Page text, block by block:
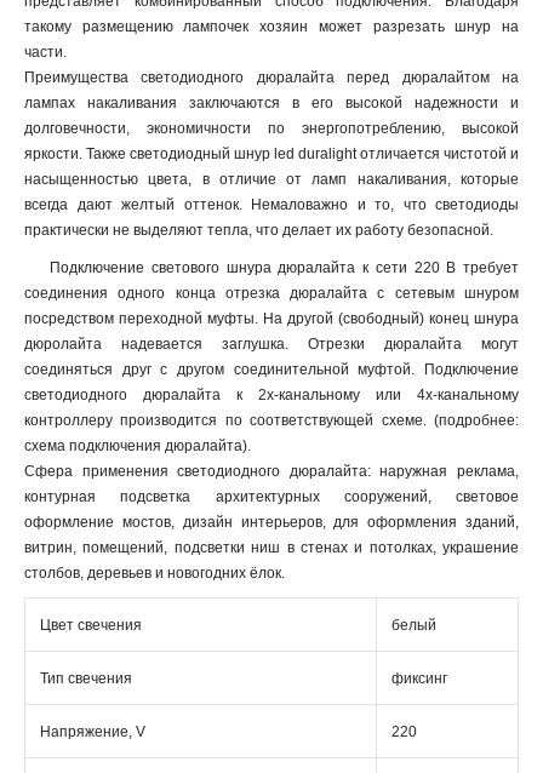
такому размещению лампочек хозяин может разрезать шнур на
части.
Преимущества светодиодного дюралайта перед дюралайтом на
лампах накаливания заключаются в его высокой надежности и
долговечности, экономичности по энергопотреблению, высокой
яркости. Также светодиодный шнур led duralight отличается чистотой и
насыщенностью цвета, в отличие от ламп накаливания, которые
всегда дают желтый оттенок. Немаловажно и то, что светодиоды
практически не выделяют тепла, что делает их работу безопасной.
Подключение светового шнура дюралайта к сети 220 В требует
соединения одного конца отрезка дюралайта с сетевым шнуром
посредством переходной муфты. На другой (свободный) конец шнура
дюролайта надевается заглушка. Отрезки дюралайта могут
соединяться друг с другом соединительной муфтой. Подключение
светодиодного дюралайта к 2х-канальному или 4х-канальному
контроллеру производится по соответствующей схеме. (подробнее:
схема подключения дюралайта).
Сфера применения светодиодного дюралайта: наружная реклама,
контурная подсветка архитектурных сооружений, световое
оформление мостов, дизайн интерьеров, для оформления зданий,
витрин, помещений, подсветки ниш в стенах и потолках, украшение
столбов, деревьев и новогодних ёлок.
Цвет свечения белый
Тип свечения фиксинг
Напряжение, V 220